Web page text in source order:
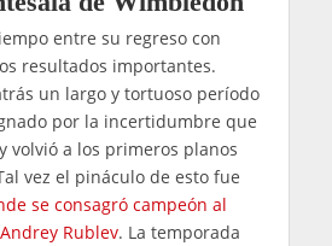
entre su regreso con
resultados importantes.
un largo y tortuoso período
por la incertidumbre que
volvió a los primeros planos
vez el pináculo de esto fue
se consagró campeón al
Rublev. La temporada